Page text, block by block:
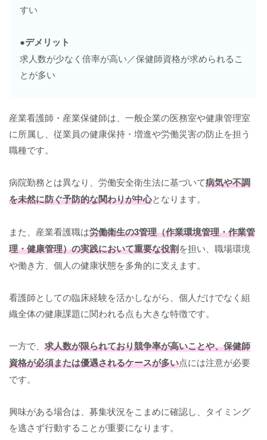
すい
●デメリット
求人数が少なく倍率が高い／保健師資格が求められるこ
とが多い
産業看護師・産業保健師は、一般企業の医務室や健康管理室
に所属し、従業員の健康保持・増進や労働災害の防止を担う
職種です。
病院勤務とは異なり、労働安全衛生法に基づいて病気や不調
を未然に防ぐ予防的な関わりが中心となります。
また、産業看護職は労働衛生の3管理（作業環境管理・作業管
理・健康管理）の実践において重要な役割を担い、職場環境
や働き方、個人の健康状態を多角的に支えます。
看護師としての臨床経験を活かしながら、個人だけでなく組
織全体の健康課題に関われる点も大きな特徴です。
一方で、 求人数が限られており競争率が高いことや、保健師
資格が必須または優遇されるケースが多い点には注意が必要
です。
興味がある場合は、募集状況をこまめに確認し、タイミング
を逃さず行動することが重要になります。